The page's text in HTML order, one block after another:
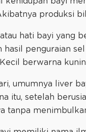
produksi
hati bayi yang
hasil penguraian
berwarna
umumnya liver
itu, setelah
tanpa